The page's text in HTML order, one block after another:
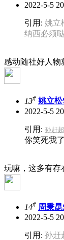
2022-5-5
引用: 姚立
纳西必须
感动随社好人物
13# 姚立松
2022-5-5
引用: 孙赶
你笑死我了
玩嘛，这多有存
14# 周秉昆
2022-5-5
引用: 孙赶